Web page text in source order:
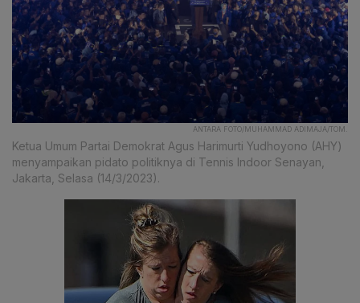
ANTARA FOTO/MUHAMMAD ADIMAJA/TOM.
Ketua Umum Partai Demokrat Agus Harimurti Yudhoyono (AHY)
menyampaikan pidato politiknya di Tennis Indoor Senayan,
Jakarta, Selasa (14/3/2023).